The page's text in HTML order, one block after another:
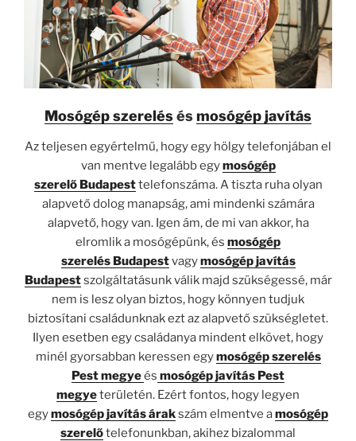
Mosógép szerelésésmosógép javítás
Az teljesen egyértelmű, hogy egy hölgy telefonjában el
van mentve legalább egymosógép
szerelő Budapesttelefonszáma. A tiszta ruha olyan
alapvető dolog manapság, ami mindenki számára
alapvető, hogy van. Igen ám, de mi van akkor, ha
elromlik a mosógépünk, és mosógép
szerelés Budapestvagymosógép javítás
Budapestszolgáltatásunk válik majd szükségessé, már
nem is lesz olyan biztos, hogy könnyen tudjuk
biztosítani családunknak ezt az alapvető szükségletet.
Ilyen esetben egy családanya mindent elkövet, hogy
minél gyorsabban keressen egymosógép szerelés
Pest megyeés mosógép javítás Pest
megyeterületén. Ezért fontos, hogy legyen
egymosógép javítás árakszám elmentve amosógép
szerelőtelefonunkban, akihez bizalommal